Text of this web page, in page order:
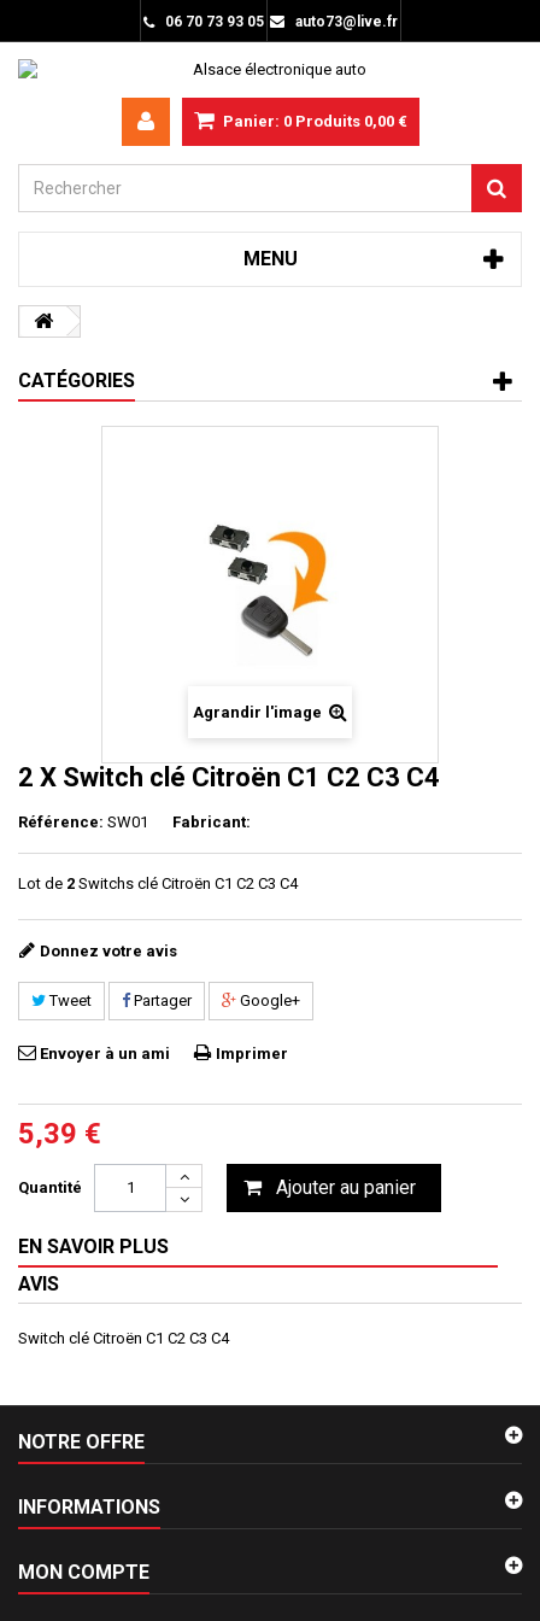
06 70 73 93 05 auto73@live.fr
Panier: 0 Produits 0,00 €
MENU
CATÉGORIES
Agrandir l'image
2 X Switch clé Citroën C1 C2 C3 C4
Référence: SW01 Fabricant:
Lot de 2 Switchs clé Citroën C1 C2 C3 C4
Donnez votre avis
Tweet Partager Google+
Envoyer à un ami Imprimer
5,39 €
Quantité Ajouter au panier
EN SAVOIR PLUS
AVIS
Switch clé Citroën C1 C2 C3 C4
NOTRE OFFRE
INFORMATIONS
MON COMPTE